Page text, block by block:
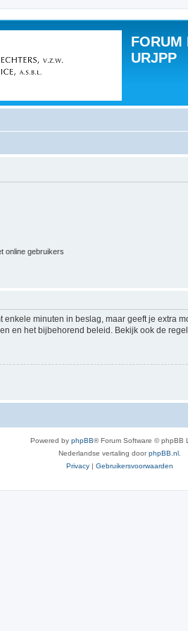
FORUM
URJPP
online gebruikers
minuten in beslag, maar geeft je extra
en het bijbehorend beleid. Bekijk ook de
Powered by phpBB® Forum Software © phpBB
Nederlandse vertaling doorphpBB.nl
Privacy | Gebruikersvoorwaarden